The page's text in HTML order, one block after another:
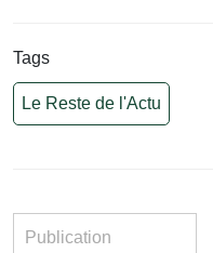
Tags
Le Reste de l'Actu
Publication